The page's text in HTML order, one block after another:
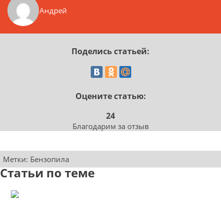
Андрей
Поделись статьей:
Оцените статью:
24
Благодарим за отзыв
Метки: Бензопила
Статьи по теме